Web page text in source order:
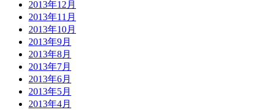
2013年12月
2013年11月
2013年10月
2013年9月
2013年8月
2013年7月
2013年6月
2013年5月
2013年4月